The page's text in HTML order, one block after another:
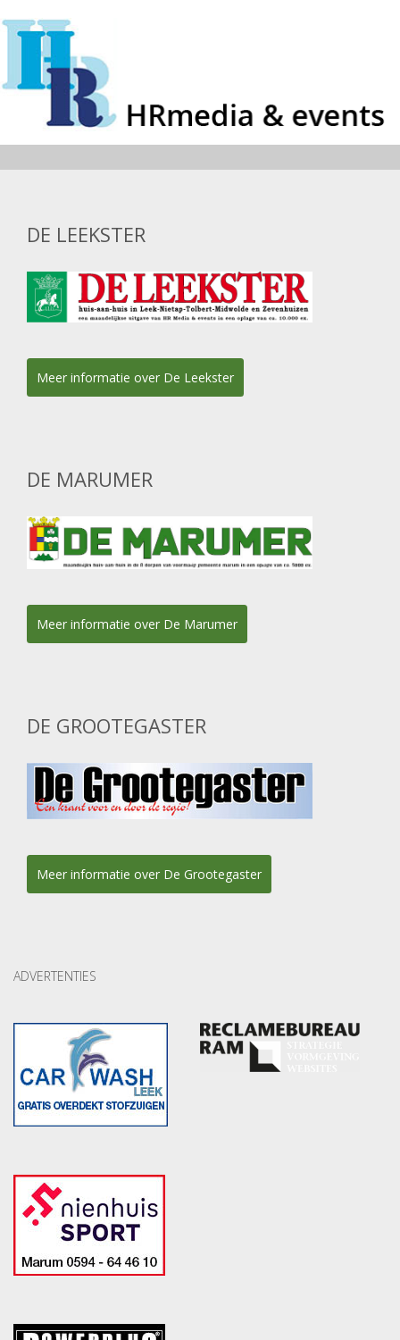
DE LEEKSTER
Meer informatie over De Leekster
DE MARUMER
Meer informatie over De Marumer
DE GROOTEGASTER
Meer informatie over De Grootegaster
ADVERTENTIES